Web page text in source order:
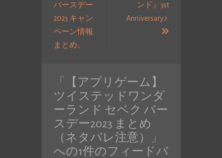
バースデー
2023 キャン
ペーン情報
まとめ。
投
稿:
ンド』3st
Anniversary♪
次
「
【アプリゲーム】
ツイステッドワンダ
ーランド セベク バー
スデー2023 まとめ
（ネタバレ注意）
」
への1件のフィードバ